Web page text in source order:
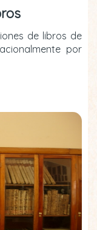
de libros de
por